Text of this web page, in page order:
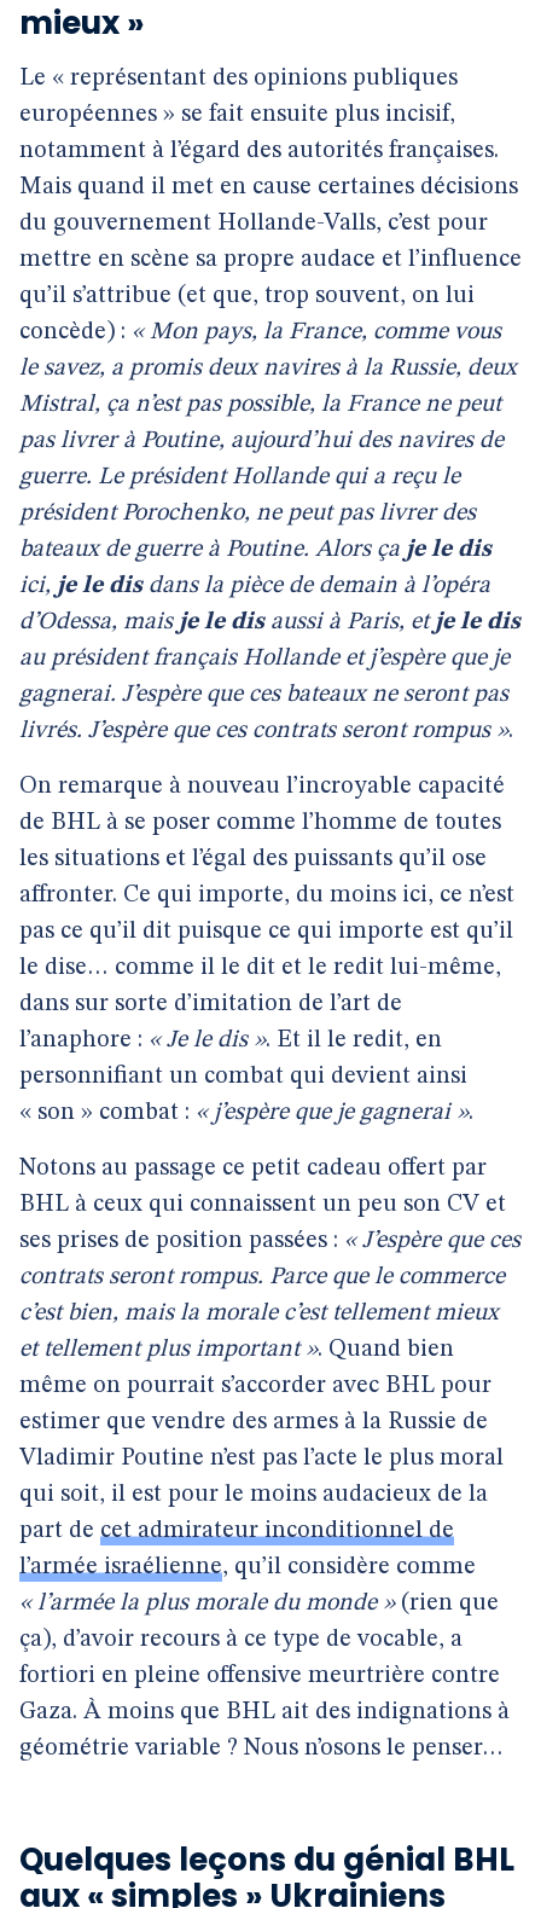
mieux »
Le « représentant des opinions publiques
européennes » se fait ensuite plus incisif,
notamment à l’égard des autorités françaises.
Mais quand il met en cause certaines décisions
du gouvernement Hollande-Valls, c’est pour
mettre en scène sa propre audace et l’influence
qu’il s’attribue (et que, trop souvent, on lui
concède) : « Mon pays, la France, comme vous
le savez, a promis deux navires à la Russie, deux
Mistral, ça n’est pas possible, la France ne peut
pas livrer à Poutine, aujourd’hui des navires de
guerre. Le président Hollande qui a reçu le
président Porochenko, ne peut pas livrer des
bateaux de guerre à Poutine. Alors ça je le dis
ici, je le disdans la pièce de demain à l’opéra
d’Odessa, mais je le disaussi à Paris, et je le dis
au président français Hollande et j’espère que je
gagnerai. J’espère que ces bateaux ne seront pas
livrés. J’espère que ces contrats seront rompus ».
On remarque à nouveau l’incroyable capacité
de BHL à se poser comme l’homme de toutes
les situations et l’égal des puissants qu’il ose
affronter. Ce qui importe, du moins ici, ce n’est
pas ce qu’il dit puisque ce qui importe est qu’il
le dise… comme il le dit et le redit lui-même,
dans sur sorte d’imitation de l’art de
l’anaphore : « Je le dis ». Et il le redit, en
personnifiant un combat qui devient ainsi
« son » combat : « j’espère que je gagnerai ».
Notons au passage ce petit cadeau offert par
BHL à ceux qui connaissent un peu son CV et
ses prises de position passées : « J’espère que ces
contrats seront rompus. Parce que le commerce
c’est bien, mais la morale c’est tellement mieux
et tellement plus important ». Quand bien
même on pourrait s’accorder avec BHL pour
estimer que vendre des armes à la Russie de
Vladimir Poutine n’est pas l’acte le plus moral
qui soit, il est pour le moins audacieux de la
part de cet admirateur inconditionnel de
l’armée israélienne, qu’il considère comme
« l’armée la plus morale du monde »(rien que
ça), d’avoir recours à ce type de vocable, a
fortiori en pleine offensive meurtrière contre
Gaza. À moins que BHL ait des indignations à
géométrie variable ? Nous n’osons le penser…
Quelques leçons du génial BHL
aux « simples » Ukrainiens